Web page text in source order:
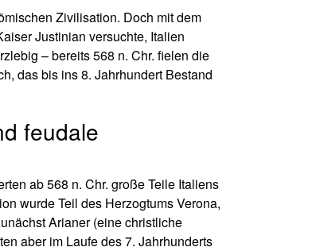
Zivilisation. Doch mit dem
Justinian versuchte, Italien
– bereits 568 n. Chr. fielen die
das bis ins 8. Jahrhundert Bestand
feudale
ab 568 n. Chr. große Teile Italiens
wurde Teil des Herzogtums Verona,
Arianer (eine christliche
aber im Laufe des 7. Jahrhunderts